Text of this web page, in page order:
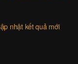
nhật kết quả mới